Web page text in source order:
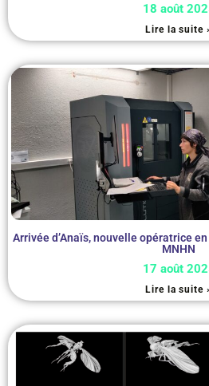
18 août
Lire la suite
Arrivée d’Anaïs, nouvelle opératrice
MNHN
17 août
Lire la suite